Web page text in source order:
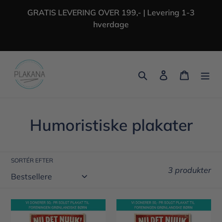
GRATIS LEVERING OVER 199,- | Levering 1-3
hverdage
Søg Log ind
K
l
l
e
Humoristiske plakater
SORTÉR EFTER
3 produkter
Nu
det
Nu
det